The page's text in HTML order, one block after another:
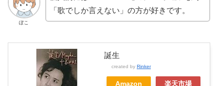
ぽこ
「歌でしか言えない」の方が好きです。
誕生
created by Rinker
Amazon 楽天市場